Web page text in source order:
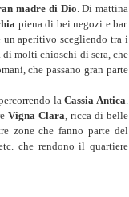
madre di Dio. Di mattina
piena di bei negozi e bar.
un aperitivo scegliendo tra i
molti chioschi di sera, che
che passano gran parte
laCassiaAntica.
Vigna Clara, ricca di belle
zone che fanno parte del
che rendono il quartiere